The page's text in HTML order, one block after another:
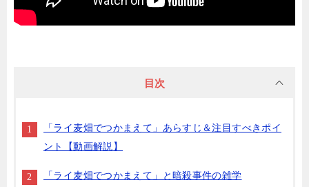
目次
「ライ麦畑でつかまえて」あらすじ＆注目すべきポイ
ント【動画解説】
「ライ麦畑でつかまえて」と暗殺事件の雑学